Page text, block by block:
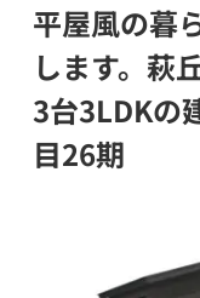
平屋風の暮
します。萩
3台3LDKの
目26期